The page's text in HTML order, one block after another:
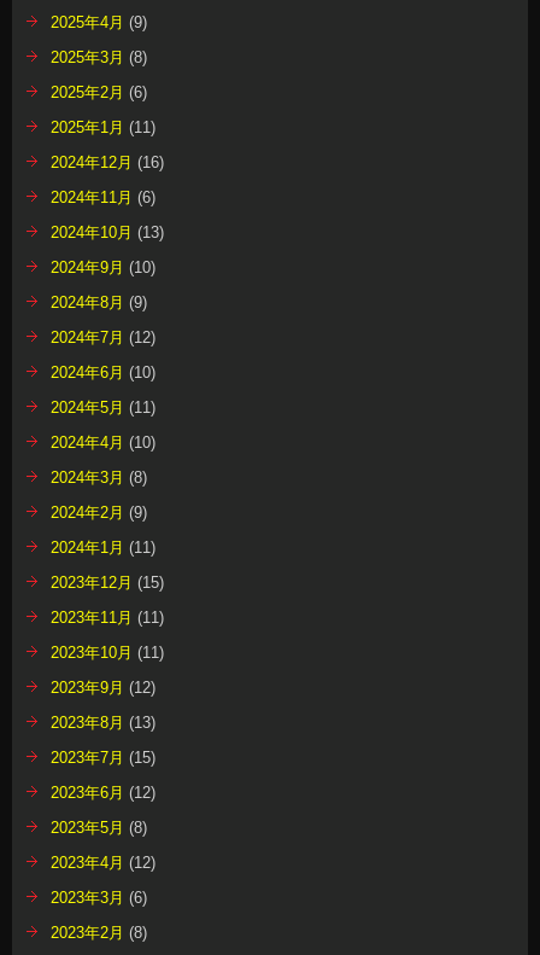
2025年4月 (9)
2025年3月 (8)
2025年2月 (6)
2025年1月 (11)
2024年12月 (16)
2024年11月 (6)
2024年10月 (13)
2024年9月 (10)
2024年8月 (9)
2024年7月 (12)
2024年6月 (10)
2024年5月 (11)
2024年4月 (10)
2024年3月 (8)
2024年2月 (9)
2024年1月 (11)
2023年12月 (15)
2023年11月 (11)
2023年10月 (11)
2023年9月 (12)
2023年8月 (13)
2023年7月 (15)
2023年6月 (12)
2023年5月 (8)
2023年4月 (12)
2023年3月 (6)
2023年2月 (8)